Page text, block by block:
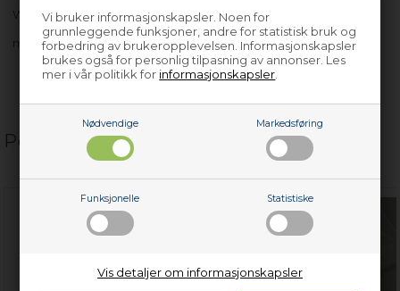
Vi bruker informasjonskapsler. Noen for
grunnleggende funksjoner, andre for statistisk bruk og
forbedring av brukeropplevelsen. Informasjonskapsler
brukes også for personlig tilpasning av annonser. Les
mer i vår politikk for informasjonskapsler
Nødvendige Markedsføring
Funksjonelle Statistiske
Vis detaljer om informasjonskapsler
WA1656 - 914016350-00
med flere…
Populære relaterte produkter